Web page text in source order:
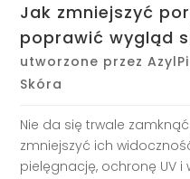
Jak zmniejszyć
poprawić wygląd
utworzone przez
Skóra
Nie da się trwale
zmniejszyć ich
pielęgnację, ochronę UV